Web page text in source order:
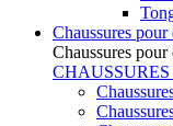
Chaussures pour
Chaussures pour